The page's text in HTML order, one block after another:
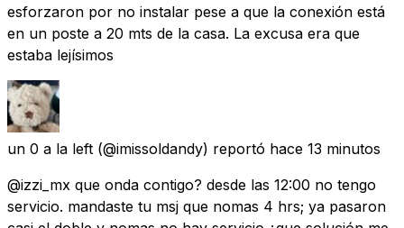
esforzaron por no instalar pese a que la conexión está
en un poste a 20 mts de la casa. La excusa era que
estaba lejísimos
un 0 a la left (@imissoldandy) reportó hace 13 minutos
@izzi_mx que onda contigo? desde las 12:00 no tengo
servicio. mandaste tu msj que nomas 4 hrs; ya pasaron